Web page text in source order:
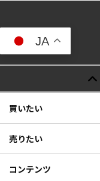
JA
買いたい
売りたい
コンテンツ